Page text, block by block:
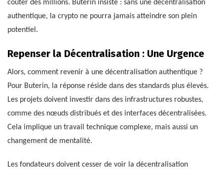
coûter des millions. Buterin insiste : sans une décentralisation
authentique, la crypto ne pourra jamais atteindre son plein
potentiel.
Repenser la Décentralisation : Une Urgence
Alors, comment revenir à une décentralisation authentique ?
Pour Buterin, la réponse réside dans des standards plus élevés.
Les projets doivent investir dans des infrastructures robustes,
comme des nœuds distribués et des interfaces décentralisées.
Cela implique un travail technique complexe, mais aussi un
changement de mentalité.
Les fondateurs doivent cesser de voir la décentralisation